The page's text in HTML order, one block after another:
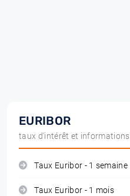
EURIBOR
taux d'intérêt et informations
Taux Euribor - 1 semaine
Taux Euribor - 1 mois